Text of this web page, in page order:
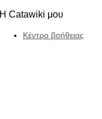
Η Catawiki μου
Κέντρο βοήθειας